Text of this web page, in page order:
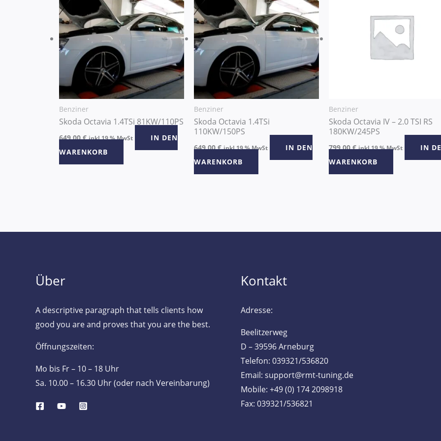
Benziner
Skoda Octavia 1.4TSi 81KW/110PS
649,00€ inkl 19 % MwSt
IN DEN
WARENKORB
Benziner
Skoda Octavia 1.4TSi
110KW/150PS
649,00€ inkl 19 % MwSt
IN DEN
WARENKORB
Benziner
Skoda Octavia IV – 2.0 TSI RS
180KW/245PS
799,00€ inkl 19 % MwSt
IN
WARENKORB
Über
A descriptive paragraph that tells clients how
good you are and proves that you are the best.
Öffnungszeiten:
Mo bis Fr – 10 – 18 Uhr
Sa. 10.00 – 16.30 Uhr (oder nach Vereinbarung)
Kontakt
Adresse:
Beelitzerweg
D – 39596 Arneburg
Telefon: 039321/536820
Email: support@rmt-tuning.de
Mobile: +49 (0) 174 2098918
Fax: 039321/536821